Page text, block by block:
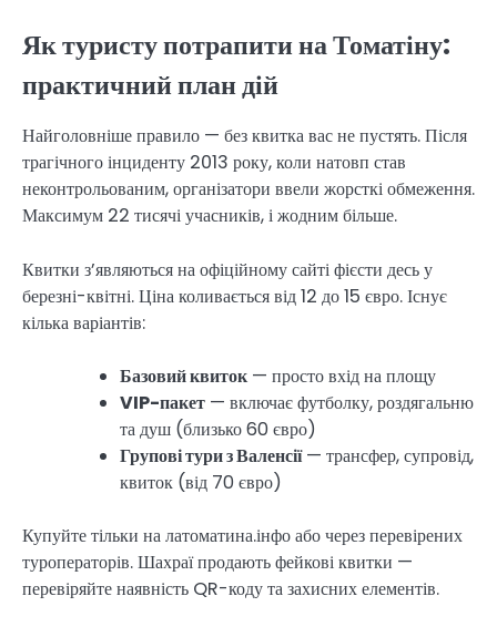
Як туристу потрапити на Томатіну:
практичний план дій
Найголовніше правило — без квитка вас не пустять. Після
трагічного інциденту 2013 року, коли натовп став
неконтрольованим, організатори ввели жорсткі обмеження.
Максимум 22 тисячі учасників, і жодним більше.
Квитки з’являються на офіційному сайті фієсти десь у
березні-квітні. Ціна коливається від 12 до 15 євро. Існує
кілька варіантів:
Базовий квиток — просто вхід на площу
VIP-пакет — включає футболку, роздягальню
та душ (близько 60 євро)
Групові тури з Валенсії— трансфер, супровід,
квиток (від 70 євро)
Купуйте тільки на латоматина.інфо або через перевірених
туроператорів. Шахраї продають фейкові квитки —
перевіряйте наявність QR-коду та захисних елементів.